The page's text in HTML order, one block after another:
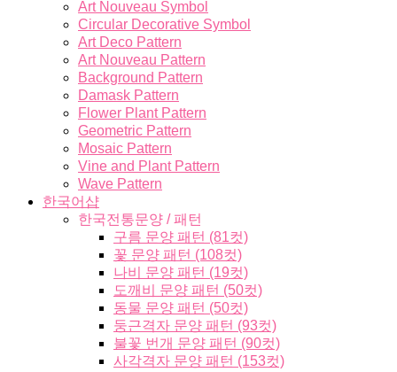
Art Nouveau Symbol
Circular Decorative Symbol
Art Deco Pattern
Art Nouveau Pattern
Background Pattern
Damask Pattern
Flower Plant Pattern
Geometric Pattern
Mosaic Pattern
Vine and Plant Pattern
Wave Pattern
한국어샵
한국전통문양 / 패턴
구름 문양 패턴 (81컷)
꽃 문양 패턴 (108컷)
나비 문양 패턴 (19컷)
도깨비 문양 패턴 (50컷)
동물 문양 패턴 (50컷)
둥근격자 문양 패턴 (93컷)
불꽃 번개 문양 패턴 (90컷)
사각격자 문양 패턴 (153컷)